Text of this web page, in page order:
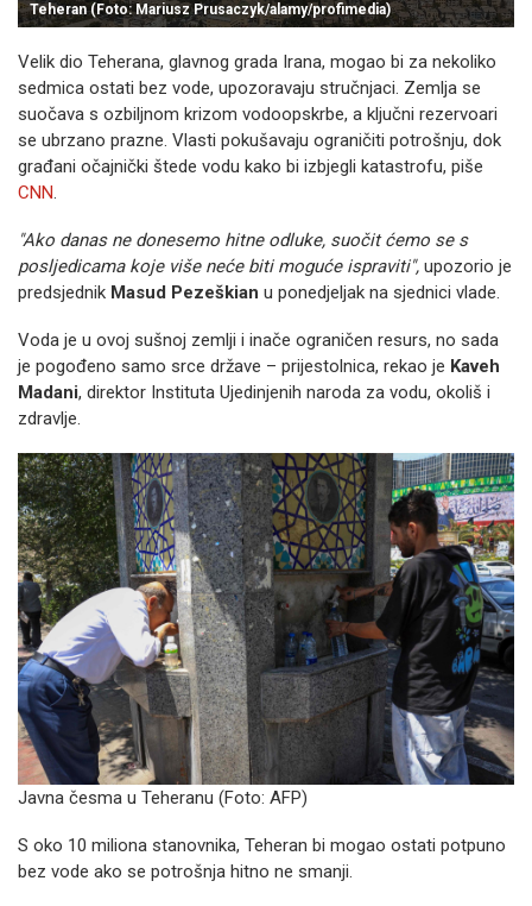
Teheran (Foto: Mariusz Prusaczyk/alamy/profimedia)
Velik dio Teherana, glavnog grada Irana, mogao bi za nekoliko
sedmica ostati bez vode, upozoravaju stručnjaci. Zemlja se
suočava s ozbiljnom krizom vodoopskrbe, a ključni rezervoari
se ubrzano prazne. Vlasti pokušavaju ograničiti potrošnju, dok
građani očajnički štede vodu kako bi izbjegli katastrofu, piše
CNN.
"Ako danas ne donesemo hitne odluke, suočit ćemo se s
posljedicama koje više neće biti moguće ispraviti", upozorio je
predsjednik Masud Pezeškian u ponedjeljak na sjednici vlade.
Voda je u ovoj sušnoj zemlji i inače ograničen resurs, no sada
je pogođeno samo srce države – prijestolnica, rekao je Kaveh
Madani, direktor Instituta Ujedinjenih naroda za vodu, okoliš i
zdravlje.
Javna česma u Teheranu (Foto: AFP)
S oko 10 miliona stanovnika, Teheran bi mogao ostati potpuno
bez vode ako se potrošnja hitno ne smanji.